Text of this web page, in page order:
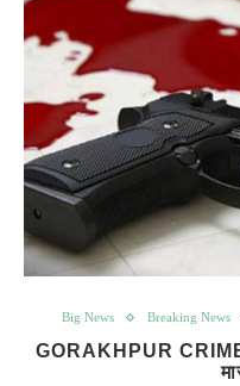
Big News Breaking News
GORAKHPUR CRIME